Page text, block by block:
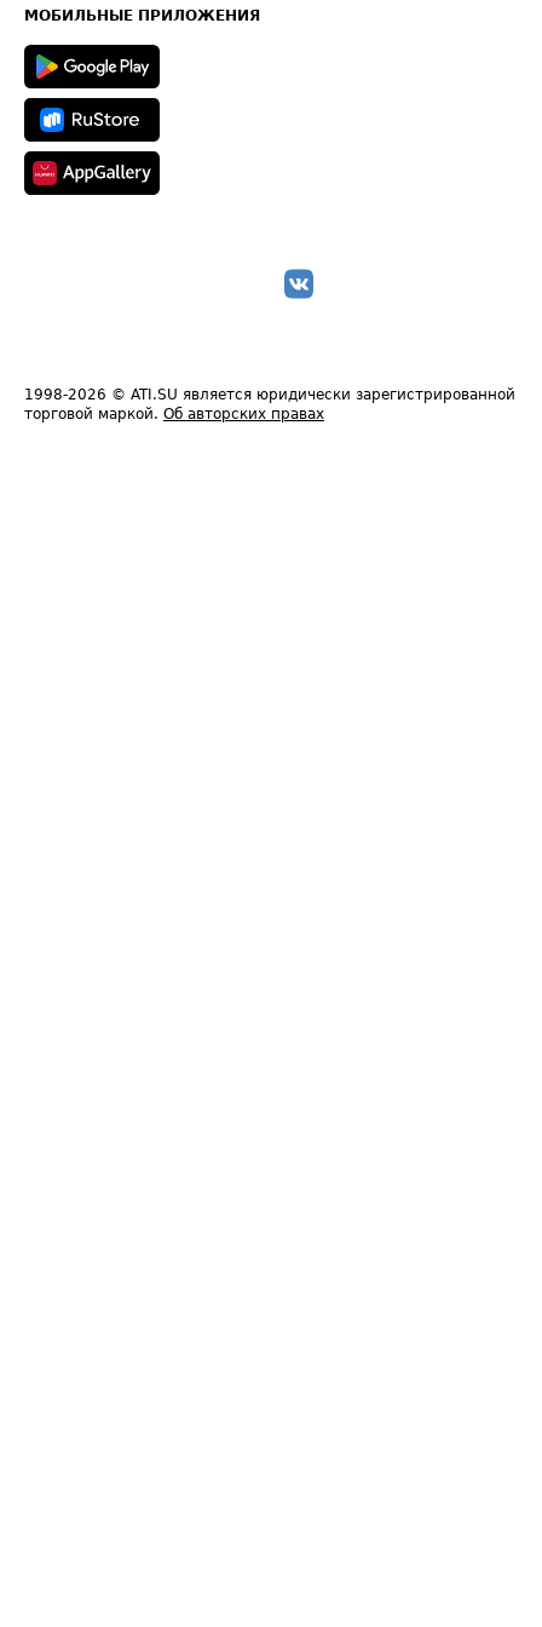
Техническая информация
МОБИЛЬНЫЕ ПРИЛОЖЕНИЯ
1998-2026 © ATI.SU является юридически зарегистрированной
торговой маркой. Об авторских правах